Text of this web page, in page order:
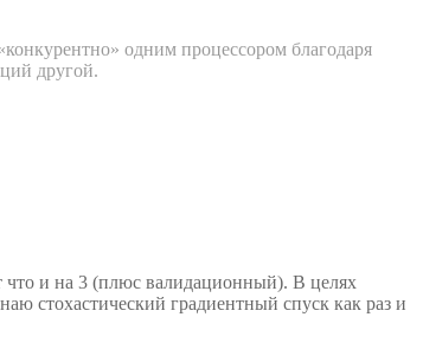
одним процессором благодаря
другой.
что и на 3 (плюс валидационный). В целях
стохастический градиентный спуск как раз и